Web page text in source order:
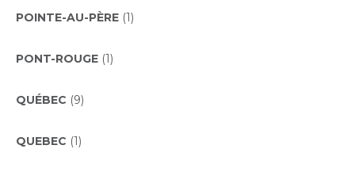
POINTE-AU-PÈRE (1)
PONT-ROUGE (1)
QUÉBEC (9)
QUEBEC (1)